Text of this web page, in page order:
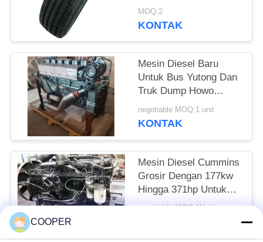
Ban Bus Dengan Harga
Murah
MOQ:2
KONTAK
Mesin Diesel Baru
Untuk Bus Yutong Dan
Truk Dump Howo
Dalam Kondisi Baik
negotiable MOQ:1 unit
KONTAK
Mesin Diesel Cummins
Grosir Dengan 177kw
Hingga 371hp Untuk
Bus Yutong Dan Truk
negotiable MOQ:1Unit
COOPER